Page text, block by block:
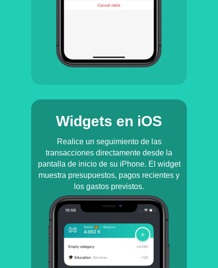
Realice un seguimiento de las
transacciones directamente desde la
pantalla de inicio de su iPhone. El widget
muestra presupuestos, pagos recientes y
los gastos previstos.
Widgets en iOS